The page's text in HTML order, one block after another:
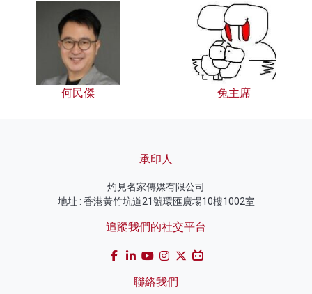
何民傑 兔主席
承印人
灼見名家傳媒有限公司
地址 : 香港黃竹坑道21號環匯廣場10樓1002室
追蹤我們的社交平台
聯絡我們